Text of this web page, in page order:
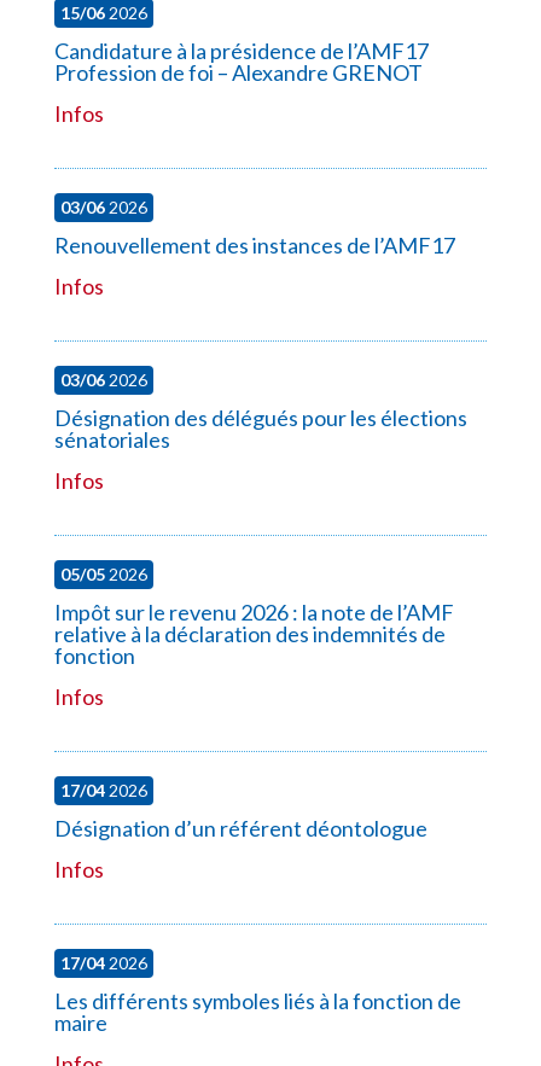
15/062026
Candidature à la présidence de l’AMF17
Profession de foi – Alexandre GRENOT
Infos
03/062026
Renouvellement des instances de l’AMF17
Infos
03/062026
Désignation des délégués pour les élections
sénatoriales
Infos
05/052026
Impôt sur le revenu 2026 : la note de l’AMF
relative à la déclaration des indemnités de
fonction
Infos
17/042026
Désignation d’un référent déontologue
Infos
17/042026
Les différents symboles liés à la fonction de
maire